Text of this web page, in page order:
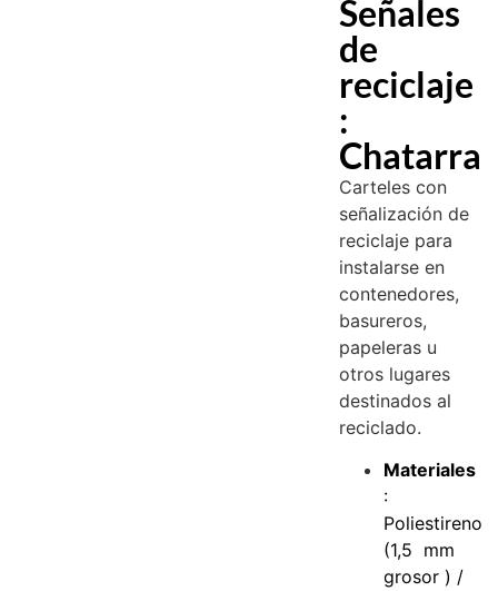
Señales
de
reciclaje
:
Chatarra
Carteles con
señalización de
reciclaje para
instalarse en
contenedores,
basureros,
papeleras u
otros lugares
destinados al
reciclado.
Materiales
:
Poliestireno
(1,5 mm
grosor ) /